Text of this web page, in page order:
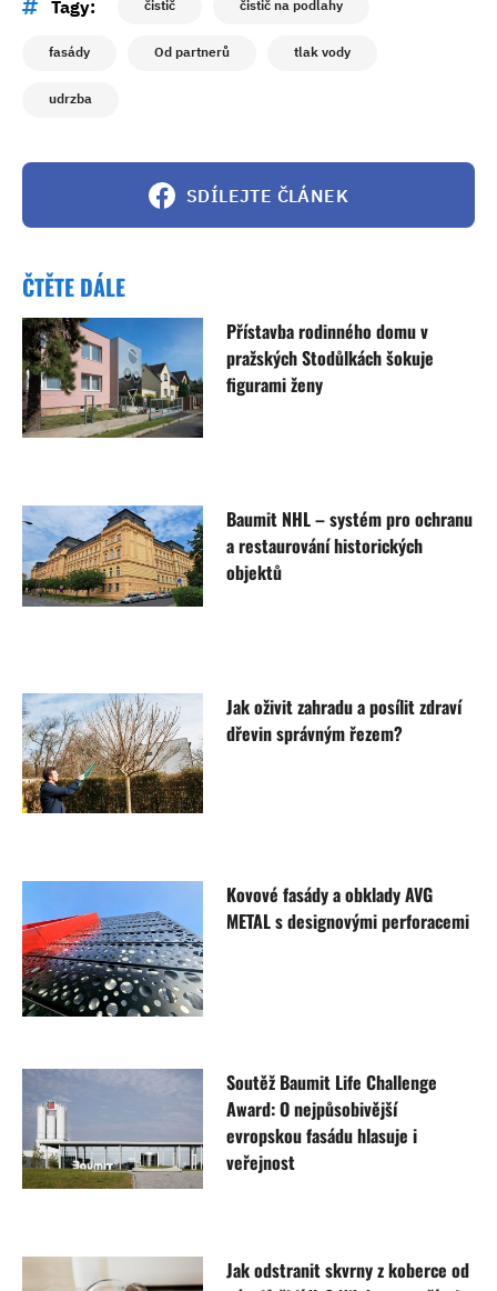
Tagy: čistič čistič na podlahy
fasády Od partnerů tlak vody
udrzba
SDÍLEJTE ČLÁNEK
ČTĚTE DÁLE
Přístavba rodinného domu v
pražských Stodůlkách šokuje
figurami ženy
Baumit NHL – systém pro ochranu
a restaurování historických
objektů
Jak oživit zahradu a posílit zdraví
dřevin správným řezem?
Kovové fasády a obklady AVG
METAL s designovými perforacemi
Soutěž Baumit Life Challenge
Award: O nejpůsobivější
evropskou fasádu hlasuje i
veřejnost
Jak odstranit skvrny z koberce od